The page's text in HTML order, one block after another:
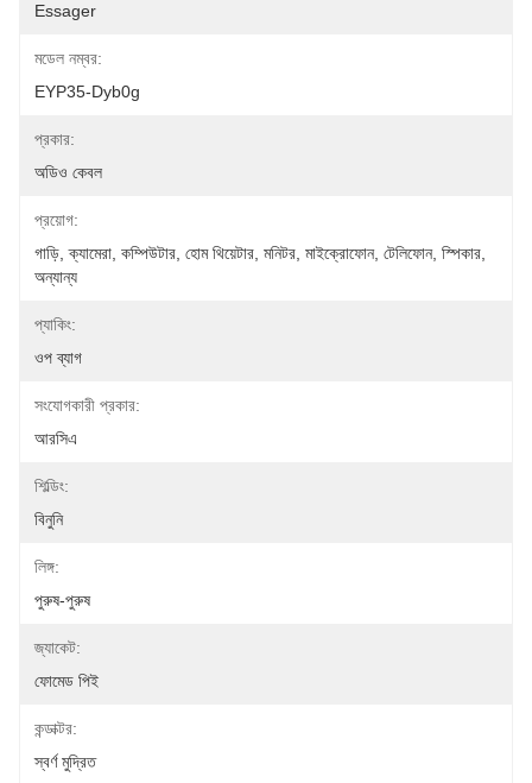
Essager
মডেল নম্বর:
EYP35-Dyb0g
প্রকার:
অডিও কেবল
প্রয়োগ:
গাড়ি, ক্যামেরা, কম্পিউটার, হোম থিয়েটার, মনিটর, মাইক্রোফোন, টেলিফোন, স্পিকার,
অন্যান্য
প্যাকিং:
ওপ ব্যাগ
সংযোগকারী প্রকার:
আরসিএ
শিল্ডিং:
বিনুনি
লিঙ্গ:
পুরুষ-পুরুষ
জ্যাকেট:
ফোমেড পিই
কন্ডাক্টর:
স্বর্ণ মুদ্রিত